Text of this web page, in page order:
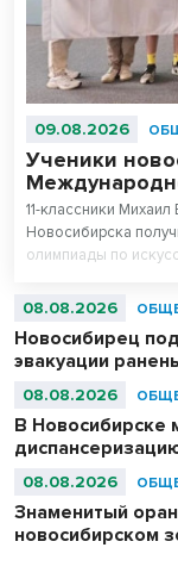
09.08.2026
Ученики
11-классники
Новосибирска
олимпиады по
абсолютными
08.08.2026
Новосибирец
эвакуации
08.08.2026
В Новосибирске
08.08.2026
Знаменитый
новосибирском